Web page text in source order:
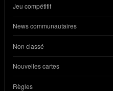
Jeu compétitif
News communautaires
Non classé
Nouvelles cartes
Règles